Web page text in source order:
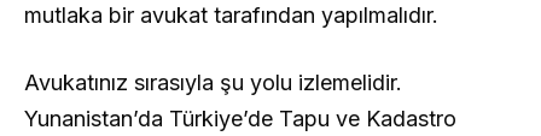
mutlaka bir avukat tarafından yapılmalıdır.
Avukatınız sırasıyla şu yolu izlemelidir.
Yunanistan’da Türkiye’de Tapu ve Kadastro